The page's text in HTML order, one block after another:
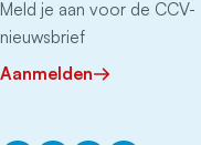
Meld je aan voor de CCV-
nieuwsbrief
Aanmelden